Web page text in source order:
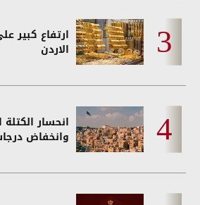
ارتفاع كبير
الاردن
انحسار
وانخفاض